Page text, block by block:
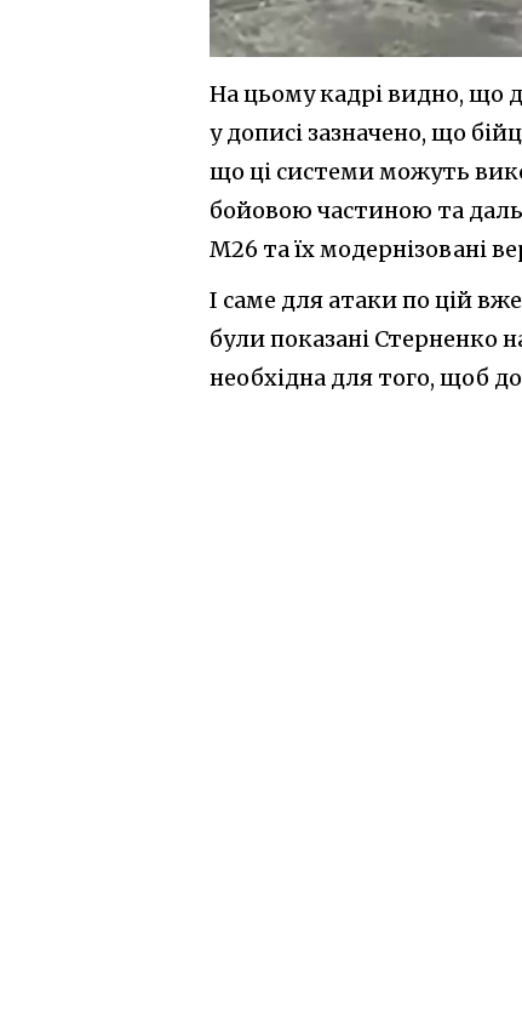
На цьому кадрі видно, що
у дописі зазначено, що
що ці системи можуть
бойовою частиною та
M26 та їх модернізовані
І саме для атаки по цій
були показані Стерненко
необхідна для того, щоб